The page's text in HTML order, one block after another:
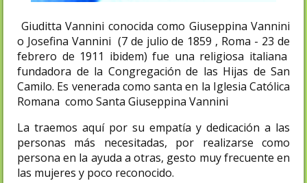
Giuditta Vannini conocida como Giuseppina Vannini
o Josefina Vannini (7 de julio de 1859 , Roma - 23 de
febrero de 1911 ibidem) fue una religiosa italiana
fundadora de la Congregación de las Hijas de San
Camilo. Es venerada como santa en la Iglesia Católica
Romana como Santa Giuseppina Vannini
La traemos aquí por su empatía y dedicación a las
personas más necesitadas, por realizarse como
persona en la ayuda a otras, gesto muy frecuente en
las mujeres y poco reconocido.